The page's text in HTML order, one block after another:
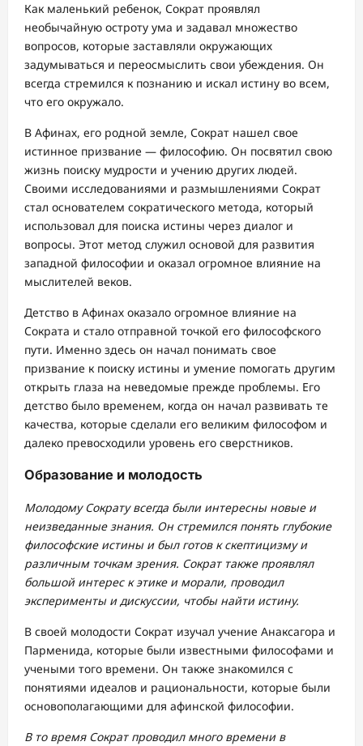
Как маленький ребенок, Сократ проявлял
необычайную остроту ума и задавал множество
вопросов, которые заставляли окружающих
задумываться и переосмыслить свои убеждения. Он
всегда стремился к познанию и искал истину во всем,
что его окружало.
В Афинах, его родной земле, Сократ нашел свое
истинное призвание — философию. Он посвятил свою
жизнь поиску мудрости и учению других людей.
Своими исследованиями и размышлениями Сократ
стал основателем сократического метода, который
использовал для поиска истины через диалог и
вопросы. Этот метод служил основой для развития
западной философии и оказал огромное влияние на
мыслителей веков.
Детство в Афинах оказало огромное влияние на
Сократа и стало отправной точкой его философского
пути. Именно здесь он начал понимать свое
призвание к поиску истины и умение помогать другим
открыть глаза на неведомые прежде проблемы. Его
детство было временем, когда он начал развивать те
качества, которые сделали его великим философом и
далеко превосходили уровень его сверстников.
Образование и молодость
Молодому Сократу всегда были интересны новые и
неизведанные знания. Он стремился понять глубокие
философские истины и был готов к скептицизму и
различным точкам зрения. Сократ также проявлял
большой интерес к этике и морали, проводил
эксперименты и дискуссии, чтобы найти истину.
В своей молодости Сократ изучал учение Анаксагора и
Парменида, которые были известными философами и
учеными того времени. Он также знакомился с
понятиями идеалов и рациональности, которые были
основополагающими для афинской философии.
В то время Сократ проводил много времени в